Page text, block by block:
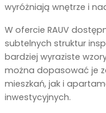
wyróżniają wnętrze i
W ofercie RAUV
subtelnych struktur
bardziej wyraziste
można dopasować je
mieszkań, jak i
inwestycyjnych.